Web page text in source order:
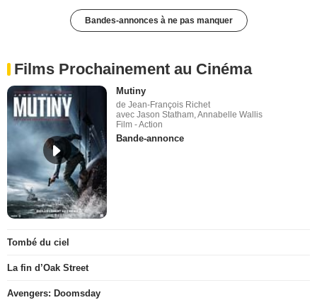
Bandes-annonces à ne pas manquer
Films Prochainement au Cinéma
Mutiny
de Jean-François Richet
avec Jason Statham, Annabelle Wallis
Film - Action
Bande-annonce
Tombé du ciel
La fin d’Oak Street
Avengers: Doomsday